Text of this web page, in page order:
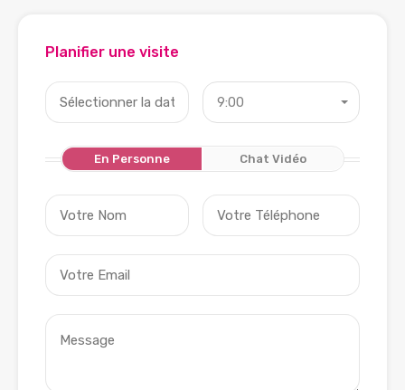
Planifier une visite
9:00
En Personne Chat Vidéo